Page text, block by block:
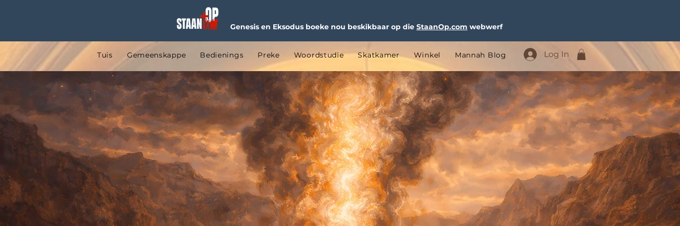
Genesis en Eksodus boeke nou beskikbaar op die StaanOp.com webwerf
Tuis Gemeenskappe Bedienings Preke Woordstudie Skatkamer Winkel Mannah Blog Inteken Reekse Kalender
Log In